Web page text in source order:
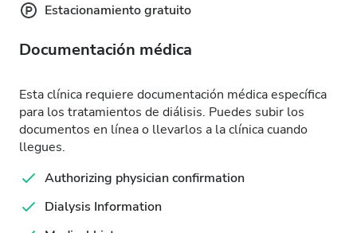
Estacionamiento gratuito
Documentación médica
Esta clínica requiere documentación médica específica
para los tratamientos de diálisis. Puedes subir los
documentos en línea o llevarlos a la clínica cuando
llegues.
Authorizing physician confirmation
Dialysis Information